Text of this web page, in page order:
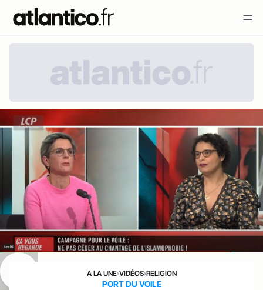
A LA UNE›VIDÉOS›RELIGION
PORT DU VOILE